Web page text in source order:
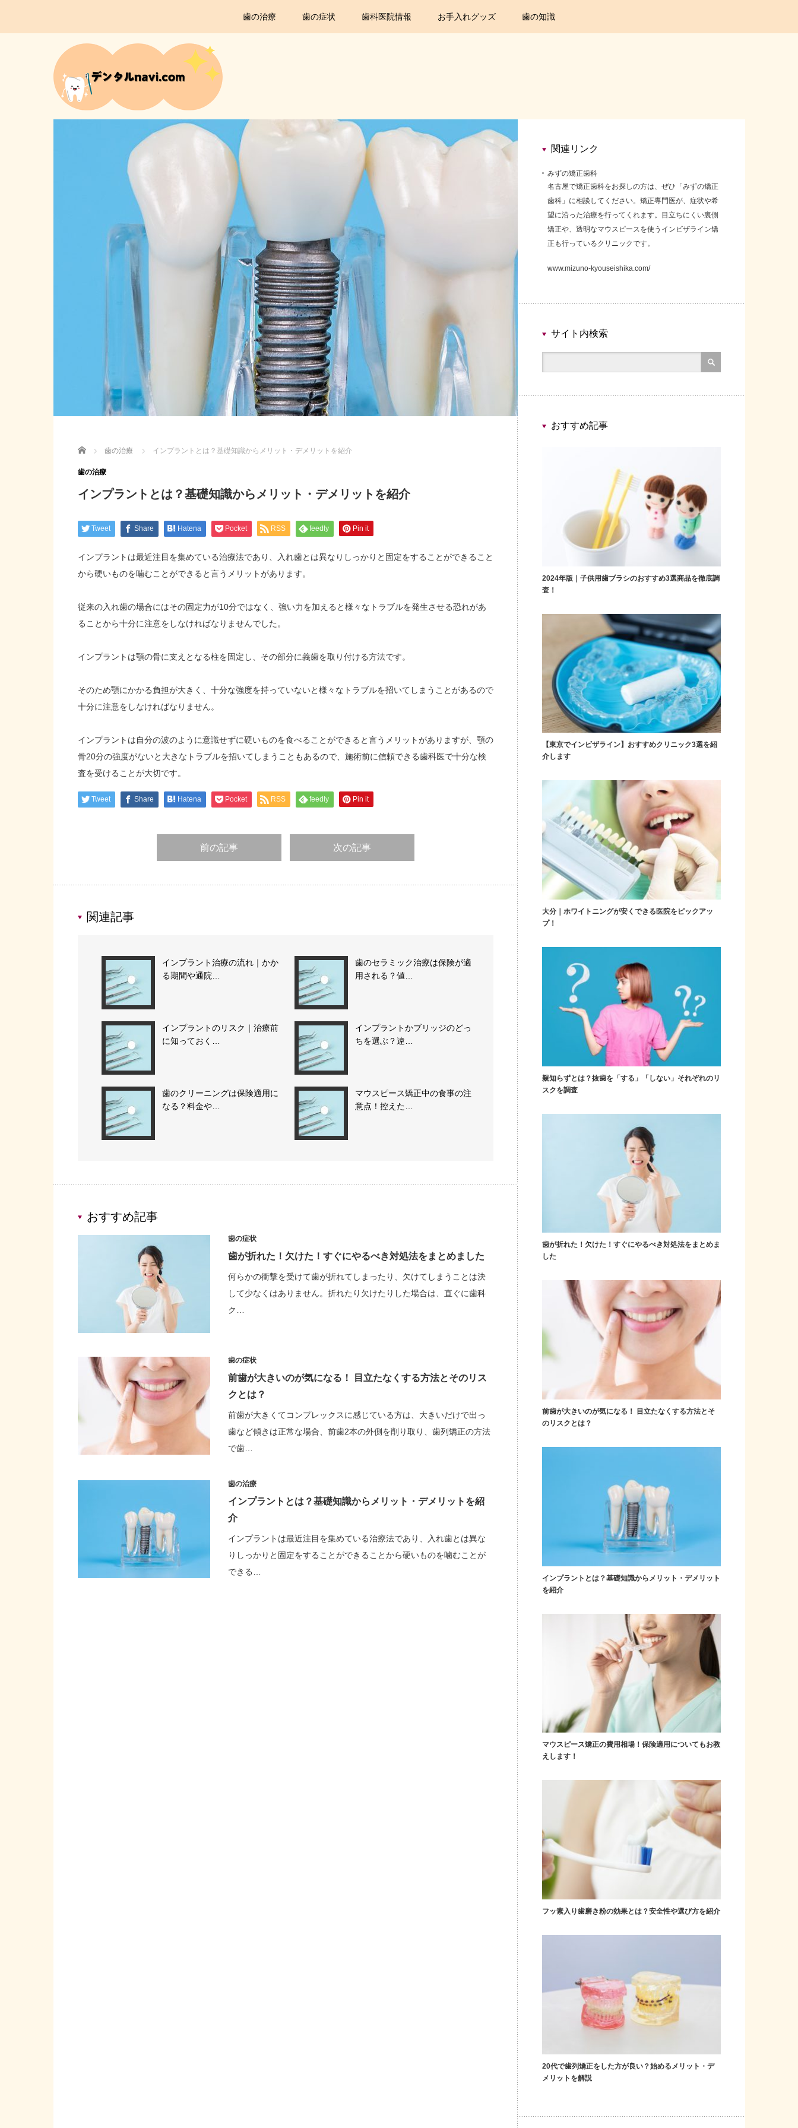
歯の治療
歯の症状 歯科医院情報 お手入れグッズ 歯の知識
Home 歯の治療 インプラントとは？基礎知識からメリット・デメリットを紹介
歯の治療
インプラントとは？基礎知識からメリット・デメリットを紹介
Tweet Share Hatena Pocket RSS feedly Pin it
インプラントは最近注目を集めている治療法であり、入れ歯とは異なりしっかりと固定をすることができること
から硬いものを噛むことができると言うメリットがあります。
従来の入れ歯の場合にはその固定力が10分ではなく、強い力を加えると様々なトラブルを発生させる恐れがあ
ることから十分に注意をしなければなりませんでした。
インプラントは顎の骨に支えとなる柱を固定し、その部分に義歯を取り付ける方法です。
そのため顎にかかる負担が大きく、十分な強度を持っていないと様々なトラブルを招いてしまうことがあるので
十分に注意をしなければなりません。
インプラントは自分の波のように意識せずに硬いものを食べることができると言うメリットがありますが、顎の
骨20分の強度がないと大きなトラブルを招いてしまうこともあるので、施術前に信頼できる歯科医で十分な検
査を受けることが大切です。
Tweet Share Hatena Pocket RSS feedly Pin it
前の記事 次の記事
関連記事
インプラント治療の流れ｜かか
る期間や通院…
歯のセラミック治療は保険が適
用される？値…
インプラントのリスク｜治療前
に知っておく…
インプラントかブリッジのどっ
ちを選ぶ？違…
歯のクリーニングは保険適用に
なる？料金や…
マウスピース矯正中の食事の注
意点！控えた…
おすすめ記事
歯の症状
歯が折れた！欠けた！すぐにやるべき対処法をまとめました
何らかの衝撃を受けて歯が折れてしまったり、欠けてしまうことは決
して少なくはありません。折れたり欠けたりした場合は、直ぐに歯科
ク…
歯の症状
前歯が大きいのが気になる！ 目立たなくする方法とそのリス
クとは？
前歯が大きくてコンプレックスに感じている方は、大きいだけで出っ
歯など傾きは正常な場合、前歯2本の外側を削り取り、歯列矯正の方法
で歯…
歯の治療
インプラントとは？基礎知識からメリット・デメリットを紹
介
インプラントは最近注目を集めている治療法であり、入れ歯とは異な
りしっかりと固定をすることができることから硬いものを噛むことが
できる…
関連リンク
みずの矯正歯科
名古屋で矯正歯科をお探しの方は、ぜひ「みずの矯正
歯科」に相談してください。矯正専門医が、症状や希
望に沿った治療を行ってくれます。目立ちにくい裏側
矯正や、透明なマウスピースを使うインビザライン矯
正も行っているクリニックです。
www.mizuno-kyouseishika.com/
サイト内検索
おすすめ記事
2024年版｜子供用歯ブラシのおすすめ3選商品を徹底調
査！
【東京でインビザライン】おすすめクリニック3選を紹
介します
大分｜ホワイトニングが安くできる医院をピックアッ
プ！
親知らずとは？抜歯を「する」「しない」それぞれのリ
スクを調査
歯が折れた！欠けた！すぐにやるべき対処法をまとめま
した
前歯が大きいのが気になる！ 目立たなくする方法とそ
のリスクとは？
インプラントとは？基礎知識からメリット・デメリット
を紹介
マウスピース矯正の費用相場！保険適用についてもお教
えします！
フッ素入り歯磨き粉の効果とは？安全性や選び方を紹介
20代で歯列矯正をした方が良い？始めるメリット・デ
メリットを解説